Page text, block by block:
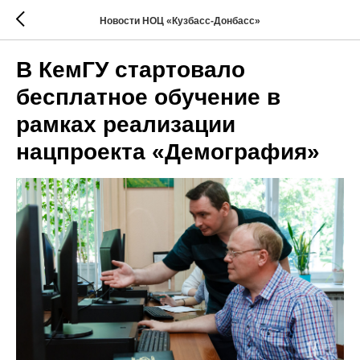
Новости НОЦ «Кузбасс-Донбасс»
В КемГУ стартовало
бесплатное обучение в
рамках реализации
нацпроекта «Демография»